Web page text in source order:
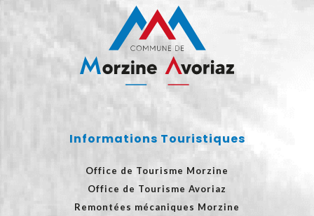
Informations Touristiques
Office de Tourisme Morzine
Office de Tourisme Avoriaz
Remontées mécaniques Morzine